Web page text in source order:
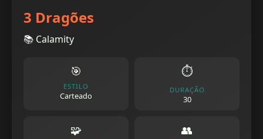
3 Dragões
📚 Calamity
🎯
ESTILO
Carteado
⏱️
DURAÇÃO
30
🧩 👥